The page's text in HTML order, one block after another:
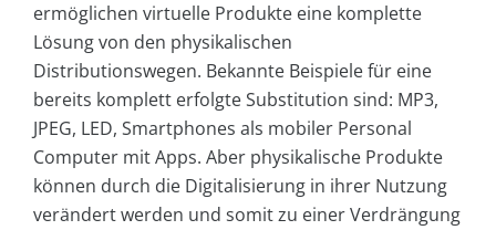
ermöglichen virtuelle Produkte eine komplette
Lösung von den physikalischen
Distributionswegen. Bekannte Beispiele für eine
bereits komplett erfolgte Substitution sind: MP3,
JPEG, LED, Smartphones als mobiler Personal
Computer mit Apps. Aber physikalische Produkte
können durch die Digitalisierung in ihrer Nutzung
verändert werden und somit zu einer Verdrängung